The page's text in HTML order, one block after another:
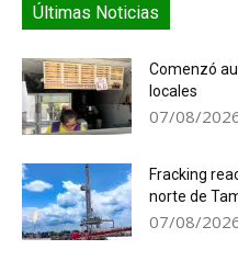
Últimas Noticias
Comenzó
locales
07/08/
Fracking
norte de
07/08/